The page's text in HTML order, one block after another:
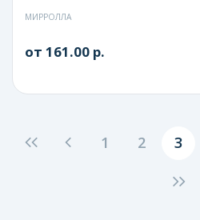
МИРРОЛЛА
от 161.00 р.
1 2 3